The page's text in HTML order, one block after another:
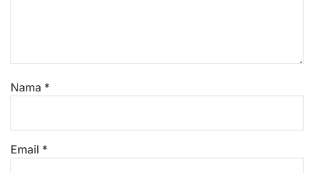
Nama *
Email *